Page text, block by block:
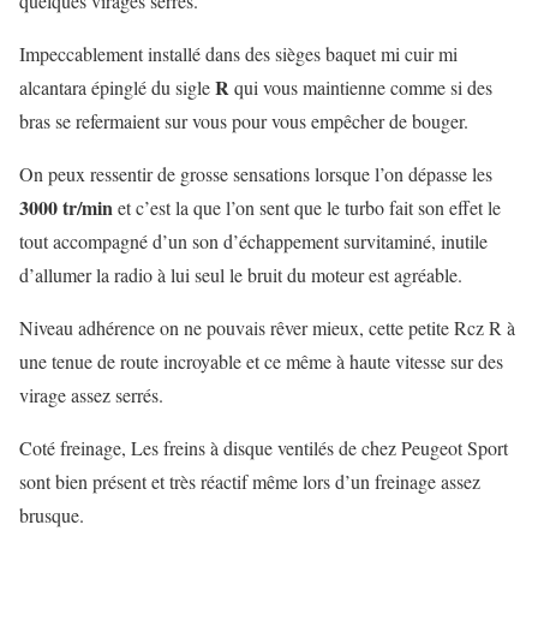
Impeccablement installé dans des sièges baquet mi cuir mi
alcantara épinglé du sigleRqui vous maintienne comme si des
bras se refermaient sur vous pour vous empêcher de bouger.
On peux ressentir de grosse sensations lorsque l’on dépasse les
3000 tr/minet c’est la que l’on sent que le turbo fait son effet le
tout accompagné d’un son d’échappement survitaminé, inutile
d’allumer la radio à lui seul le bruit du moteur est agréable.
Niveau adhérence on ne pouvais rêver mieux, cette petite Rcz R à
une tenue de route incroyable et ce même à haute vitesse sur des
virage assez serrés.
Coté freinage, Les freins à disque ventilés de chez Peugeot Sport
sont bien présent et très réactif même lors d’un freinage assez
brusque.